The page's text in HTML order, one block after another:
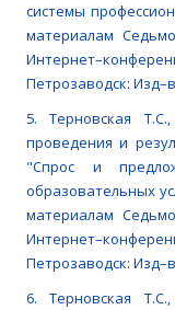
системы
материалам
Петрозаводск:
5. Терновская
проведения и
"Спрос и
образовательных
материалам
Петрозаводск:
6. Терновская